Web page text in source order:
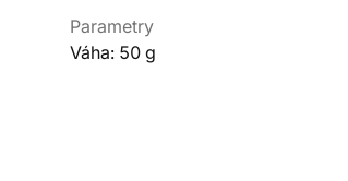
Parametry
Váha: 50 g